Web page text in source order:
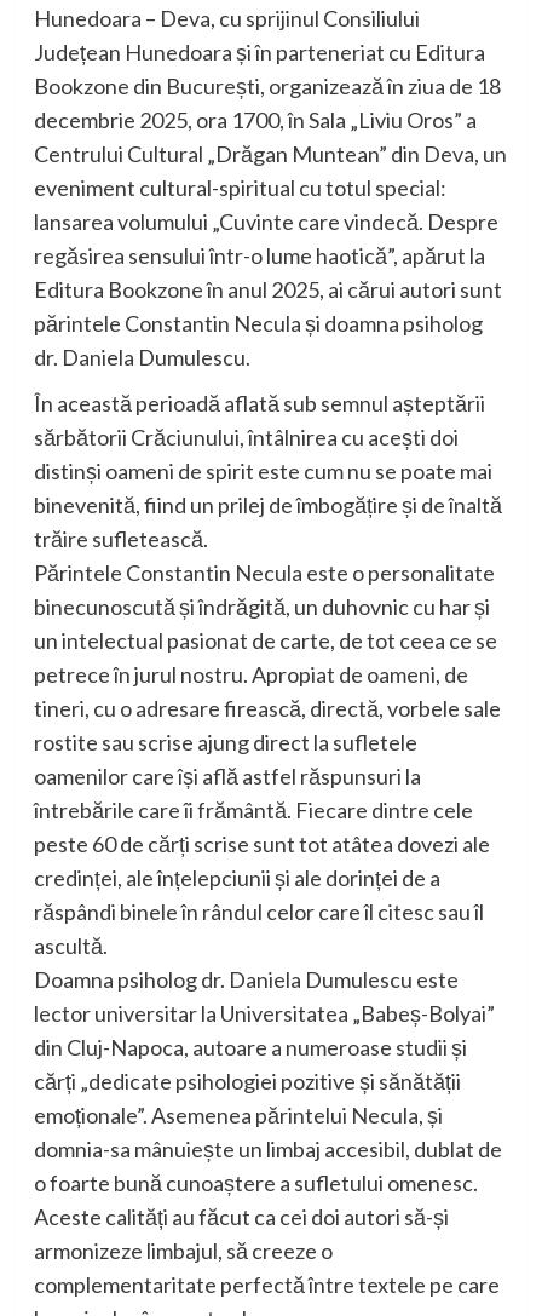
Hunedoara – Deva, cu sprijinul Consiliului
Județean Hunedoara și în parteneriat cu Editura
Bookzone din București, organizează în ziua de 18
decembrie 2025, ora 1700, în Sala „Liviu Oros” a
Centrului Cultural „Drăgan Muntean” din Deva, un
eveniment cultural-spiritual cu totul special:
lansarea volumului „Cuvinte care vindecă. Despre
regăsirea sensului într-o lume haotică”, apărut la
Editura Bookzone în anul 2025, ai cărui autori sunt
părintele Constantin Necula și doamna psiholog
dr. Daniela Dumulescu.
În această perioadă aflată sub semnul așteptării
sărbătorii Crăciunului, întâlnirea cu acești doi
distinși oameni de spirit este cum nu se poate mai
binevenită, fiind un prilej de îmbogățire și de înaltă
trăire sufletească.
Părintele Constantin Necula este o personalitate
binecunoscută și îndrăgită, un duhovnic cu har și
un intelectual pasionat de carte, de tot ceea ce se
petrece în jurul nostru. Apropiat de oameni, de
tineri, cu o adresare firească, directă, vorbele sale
rostite sau scrise ajung direct la sufletele
oamenilor care își află astfel răspunsuri la
întrebările care îi frământă. Fiecare dintre cele
peste 60 de cărți scrise sunt tot atâtea dovezi ale
credinței, ale înțelepciunii și ale dorinței de a
răspândi binele în rândul celor care îl citesc sau îl
ascultă.
Doamna psiholog dr. Daniela Dumulescu este
lector universitar la Universitatea „Babeș-Bolyai”
din Cluj-Napoca, autoare a numeroase studii și
cărți „dedicate psihologiei pozitive și sănătății
emoționale”. Asemenea părintelui Necula, și
domnia-sa mânuiește un limbaj accesibil, dublat de
o foarte bună cunoaștere a sufletului omenesc.
Aceste calități au făcut ca cei doi autori să-și
armonizeze limbajul, să creeze o
complementaritate perfectă între textele pe care